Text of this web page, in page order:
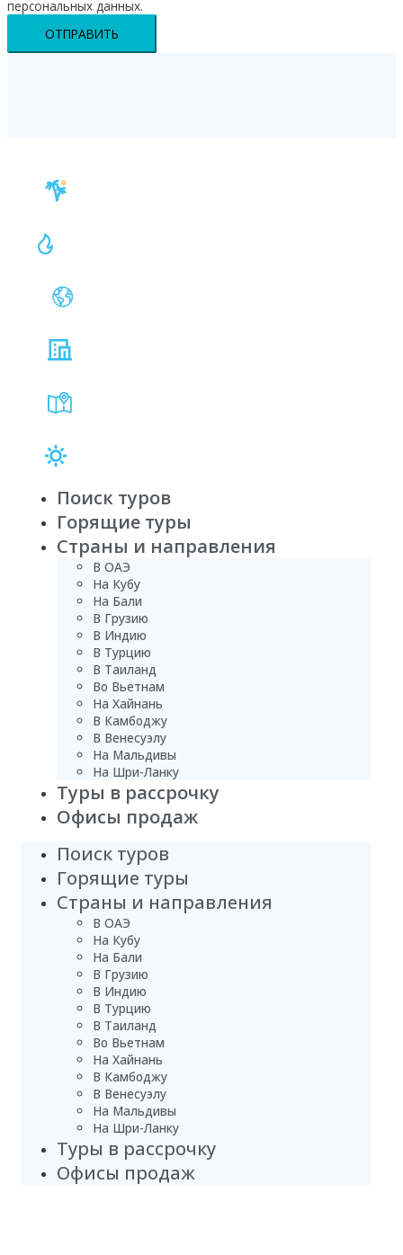
персональных данных.
ОТПРАВИТЬ
Поиск туров
Горящие туры
Страны и направления
В ОАЭ
На Кубу
На Бали
В Грузию
В Индию
В Турцию
В Таиланд
Во Вьетнам
На Хайнань
В Камбоджу
В Венесуэлу
На Мальдивы
На Шри-Ланку
Туры в рассрочку
Офисы продаж
Поиск туров
Горящие туры
Страны и направления
В ОАЭ
На Кубу
На Бали
В Грузию
В Индию
В Турцию
В Таиланд
Во Вьетнам
На Хайнань
В Камбоджу
В Венесуэлу
На Мальдивы
На Шри-Ланку
Туры в рассрочку
Офисы продаж